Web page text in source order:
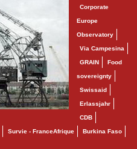
Corporate
Europe
Observatory
Via Campesina
GRAIN Food
sovereignty
Swissaid
Erlassjahr
CDB
Survie - FranceAfrique Burkina Faso